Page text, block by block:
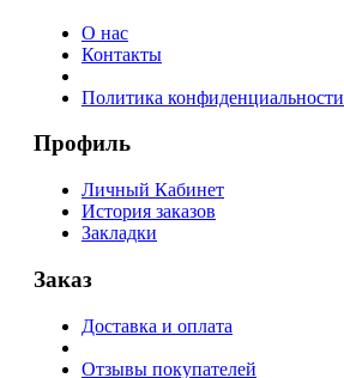
О нас
Контакты
Политика конфиденциальности
Профиль
Личный Кабинет
История заказов
Закладки
Заказ
Доставка и оплата
Отзывы покупателей